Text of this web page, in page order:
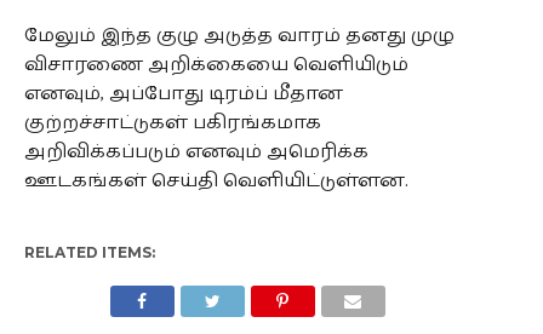
மேலும் இந்த குழு அடுத்த வாரம் தனது முழு
விசாரணை அறிக்கையை வெளியிடும்
எனவும், அப்போது டிரம்ப் மீதான
குற்றச்சாட்டுகள் பகிரங்கமாக
அறிவிக்கப்படும் எனவும் அமெரிக்க
ஊடகங்கள் செய்தி வெளியிட்டுள்ளன.
RELATED ITEMS: